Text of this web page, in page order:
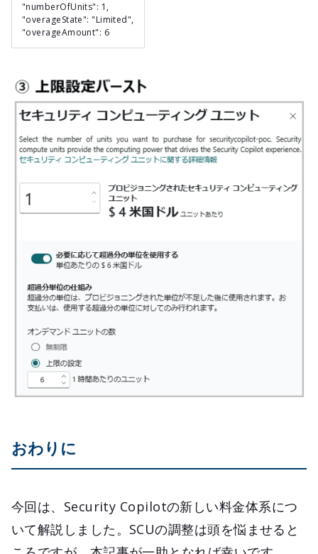
"numberOfUnits": 1,
"overageState": "Limited",
"overageAmount": 6
おわりに
今回は、Security Copilotの新しい料金体系につ
いて解説しました。SCUの調整は頭を悩ませると